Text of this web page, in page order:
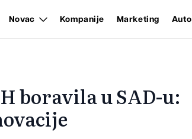
Novac Kompanije Marketing Auto
boravila u SAD-u: